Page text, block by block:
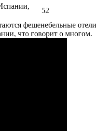
52
фешенебельные
что говорит о многом.